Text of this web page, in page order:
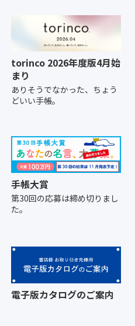
torinco 2026年度版4月始
まり
ありそうでなかった、ちょう
どいい手帳。
手帳大賞
第30回の応募は締め切りまし
た。
電子版カタログのご案内